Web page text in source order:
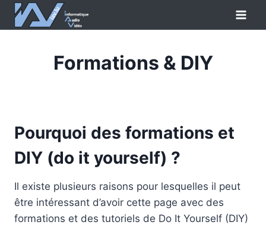
Aller
Formations & DIY
Pourquoi des formations et
DIY (do it yourself) ?
Il existe plusieurs raisons pour lesquelles il peut
être intéressant d’avoir cette page avec des
formations et des tutoriels de Do It Yourself (DIY)